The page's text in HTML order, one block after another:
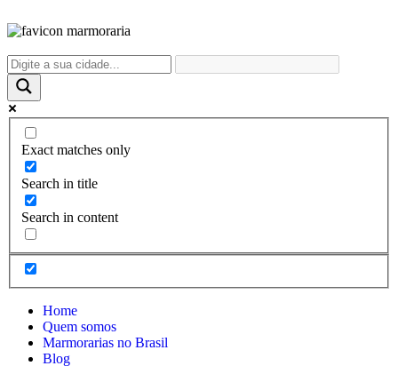
Exact matches only
Search in title
Search in content
Home
Quem somos
Marmorarias no Brasil
Blog